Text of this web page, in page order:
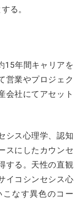
る。
15年間キャリアを
営業やプロジェク
会社にてアセット
シス心理学、認知
スにしたカウンセ
する。天性の直観
イコシンセシス心
なす異色のコー